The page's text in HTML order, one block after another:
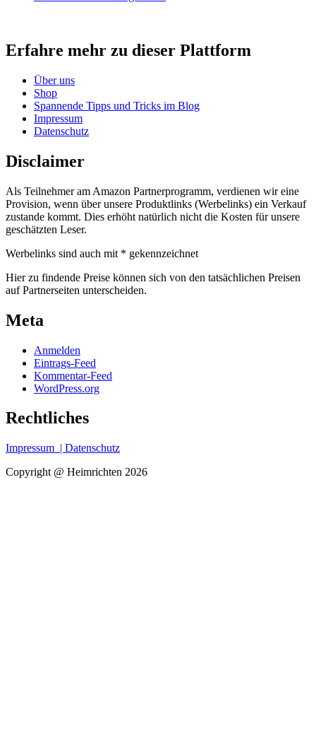
Erfahre mehr zu dieser Plattform
Über uns
Shop
Spannende Tipps und Tricks im Blog
Impressum
Datenschutz
Disclaimer
Als Teilnehmer am Amazon Partnerprogramm, verdienen wir eine
Provision, wenn über unsere Produktlinks (Werbelinks) ein Verkauf
zustande kommt. Dies erhöht natürlich nicht die Kosten für unsere
geschätzten Leser.
Werbelinks sind auch mit * gekennzeichnet
Hier zu findende Preise können sich von den tatsächlichen Preisen
auf Partnerseiten unterscheiden.
Meta
Anmelden
Eintrags-Feed
Kommentar-Feed
WordPress.org
Rechtliches
Impressum | Datenschutz
Copyright @ Heimrichten 2026